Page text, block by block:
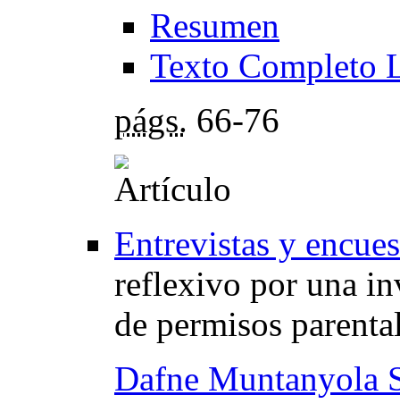
Resumen
Texto Completo
págs. 66-76
Entrevistas y
reflexivo por una
de permisos
Dafne Muntanyola